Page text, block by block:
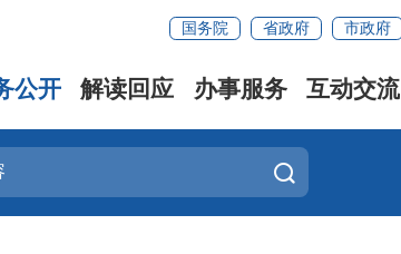
国务院 省政府 市政府
公开 解读回应 办事服务 互动交流